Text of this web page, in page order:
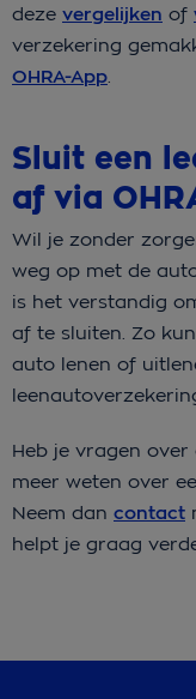
deze vergelijken of
verzekering
OHRA-App
Sluit een
af via
Wil je zonder
weg op met de
is het verstandig
af te sluiten. Zo
auto lenen of
Heb je vragen over
meer weten over
Neem dan contact
helpt je graag